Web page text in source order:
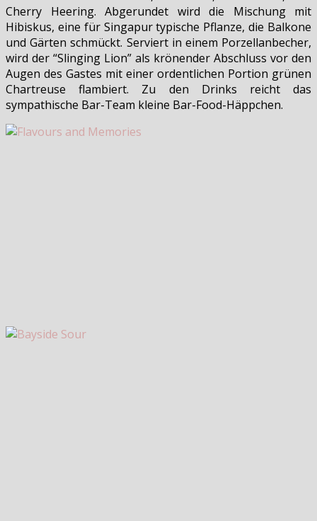
Cherry Heering. Abgerundet wird die Mischung mit
Hibiskus, eine für Singapur typische Pflanze, die Balkone
und Gärten schmückt. Serviert in einem Porzellanbecher,
wird der “Slinging Lion” als krönender Abschluss vor den
Augen des Gastes mit einer ordentlichen Portion grünen
Chartreuse flambiert. Zu den Drinks reicht das
sympathische Bar-Team kleine Bar-Food-Häppchen.